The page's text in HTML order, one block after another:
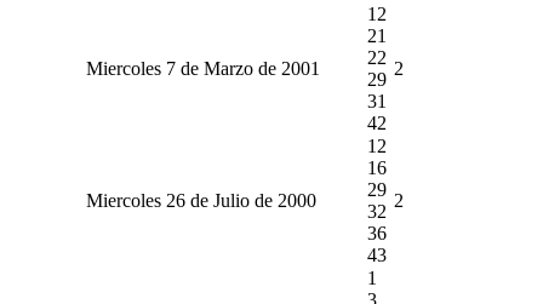
Miercoles 7 de Marzo de 2001
12
21
22
29
31
42
2
Miercoles 26 de Julio de 2000
12
16
29
32
36
43
2
1
3